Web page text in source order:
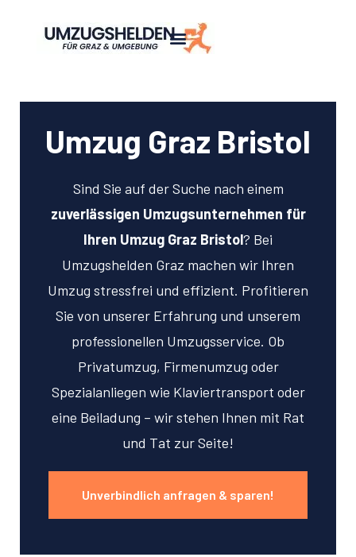
Umzug Graz Bristol
Sind Sie auf der Suche nach einem
zuverlässigen Umzugsunternehmen für
Ihren Umzug Graz Bristol? Bei
Umzugshelden Graz machen wir Ihren
Umzug stressfrei und effizient. Profitieren
Sie von unserer Erfahrung und unserem
professionellen Umzugsservice. Ob
Privatumzug, Firmenumzug oder
Spezialanliegen wie Klaviertransport oder
eine Beiladung – wir stehen Ihnen mit Rat
und Tat zur Seite!
Unverbindlich anfragen & sparen!